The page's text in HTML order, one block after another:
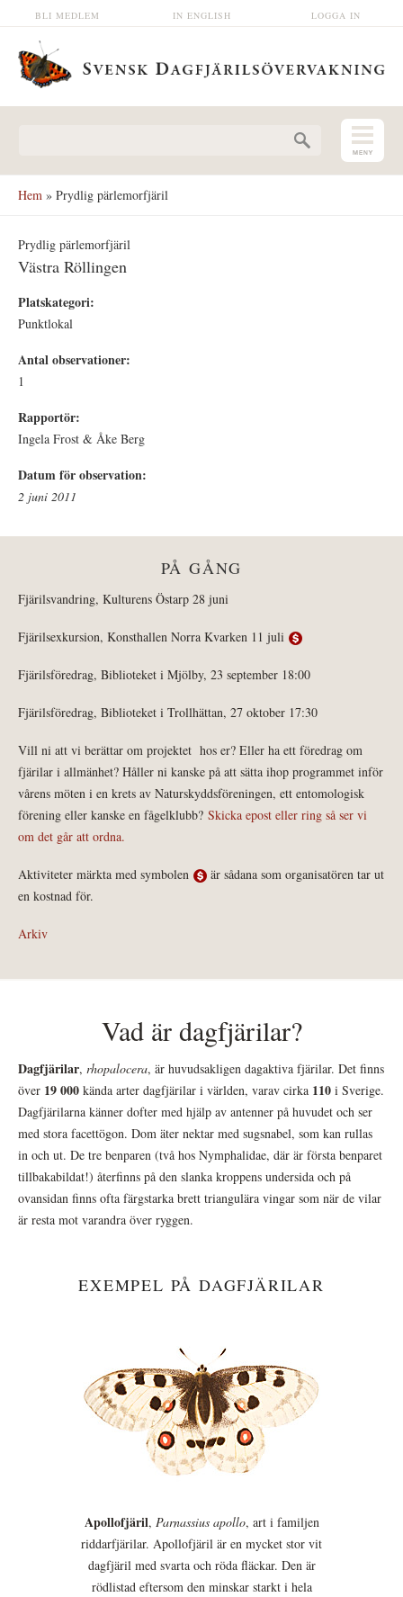
Hoppa till huvudinnehåll LOGGA IN
IN ENGLISH
BLI MEDLEM
Hem » Prydlig pärlemorfjäril
Prydlig pärlemorfjäril
Västra Röllingen
Platskategori:
Punktlokal
Antal observationer:
1
Rapportör:
Ingela Frost & Åke Berg
Datum för observation:
2 juni 2011
PÅ GÅNG
Fjärilsvandring, Kulturens Östarp 28 juni
Fjärilsexkursion, Konsthallen Norra Kvarken 11 juli
Fjärilsföredrag, Biblioteket i Mjölby, 23 september 18:00
Fjärilsföredrag, Biblioteket i Trollhättan, 27 oktober 17:30
Vill ni att vi berättar om projektet hos er? Eller ha ett föredrag om
fjärilar i allmänhet? Håller ni kanske på att sätta ihop programmet inför
vårens möten i en krets av Naturskyddsföreningen, ett entomologisk
förening eller kanske en fågelklubb? Skicka epost eller ring så ser vi
om det går att ordna.
Aktiviteter märkta med symbolen
är sådana som organisatören tar ut
en kostnad för.
Arkiv
Vad är dagfjärilar?
Dagfjärilar, rhopalocera, är huvudsakligen dagaktiva fjärilar. Det finns
över 19 000 kända arter dagfjärilar i världen, varav cirka 110 i Sverige.
Dagfjärilarna känner dofter med hjälp av antenner på huvudet och ser
med stora facettögon. Dom äter nektar med sugsnabel, som kan rullas
in och ut. De tre benparen (två hos Nymphalidae, där är första benparet
tillbakabildat!) återfinns på den slanka kroppens undersida och på
ovansidan finns ofta färgstarka brett triangulära vingar som när de vilar
är resta mot varandra över ryggen.
EXEMPEL PÅ DAGFJÄRILAR
Apollofjäril, Parnassius apollo, art i familjen
riddarfjärilar. Apollofjäril är en mycket stor vit
dagfjäril med svarta och röda fläckar. Den är
rödlistad eftersom den minskar starkt i hela